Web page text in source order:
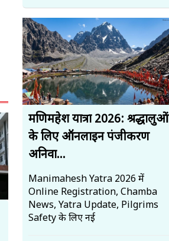
मणिमहेश यात्रा 2026: श्रद्धालुओं
के लिए ऑनलाइन पंजीकरण
अनिवा...
Manimahesh Yatra 2026 में
Online Registration, Chamba
News, Yatra Update, Pilgrims
Safety के लिए नई